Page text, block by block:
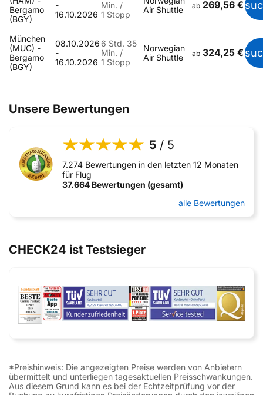
Bergamo
(BGY)
-
16.10.2026
Min. /
1 Stopp
Air Shuttle
ab 269,56 €
München
(MUC) -
Bergamo
(BGY)
08.10.2026
-
16.10.2026
6 Std. 35
Min. /
1 Stopp
Norwegian
Air Shuttle
ab 324,25 €
Unsere Bewertungen
5 / 5
7.274 Bewertungen in den letzten 12 Monaten
für Flug
37.664 Bewertungen (gesamt)
alle Bewertungen
CHECK24 ist Testsieger
*Preishinweis: Die angezeigten Preise werden von Anbietern
übermittelt und unterliegen tagesaktuellen Preisschwankungen.
Aus diesem Grund kann es bei der Echtzeitprüfung vor der